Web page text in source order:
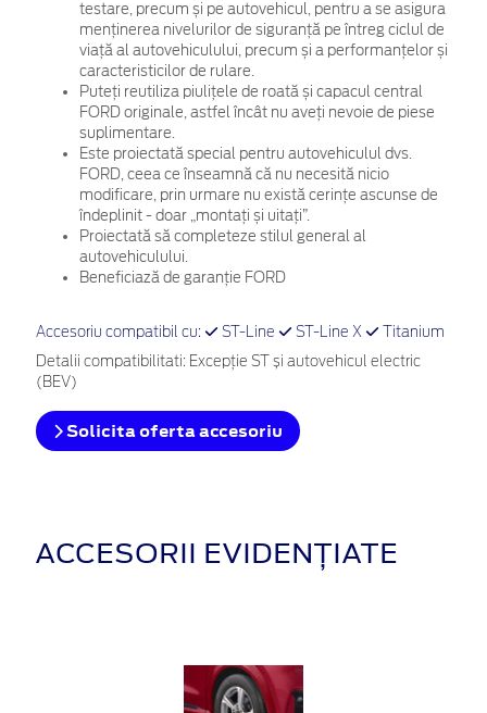
testare, precum și pe autovehicul, pentru a se asigura
menținerea nivelurilor de siguranță pe întreg ciclul de
viață al autovehiculului, precum și a performanțelor și
caracteristicilor de rulare.
Puteți reutiliza piulițele de roată și capacul central
FORD originale, astfel încât nu aveți nevoie de piese
suplimentare.
Este proiectată special pentru autovehiculul dvs.
FORD, ceea ce înseamnă că nu necesită nicio
modificare, prin urmare nu există cerințe ascunse de
îndeplinit - doar „montați și uitați”.
Proiectată să completeze stilul general al
autovehiculului.
Beneficiază de garanție FORD
Accesoriu compatibil cu: ST-Line ST-Line X Titanium
Detalii compatibilitati: Excepție ST și autovehicul electric
(BEV)
Solicita oferta accesoriu
ACCESORII EVIDENȚIATE